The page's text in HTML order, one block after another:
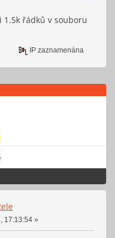
řádků v souboru
IP zaznamenána
17:13:54 »